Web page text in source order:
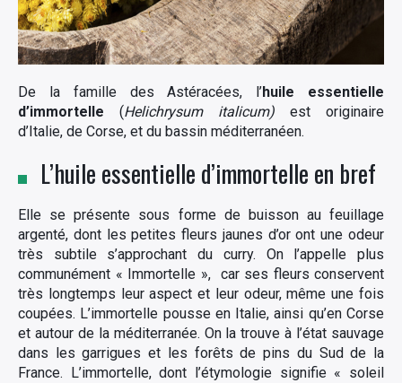
De la famille des Astéracées, l’huile essentielle
d’immortelle (Helichrysum italicum) est originaire
d’Italie, de Corse, et du bassin méditerranéen.
L’huile essentielle d’immortelle en bref
Elle se présente sous forme de buisson au feuillage
argenté, dont les petites fleurs jaunes d’or ont une odeur
très subtile s’approchant du curry. On l’appelle plus
communément « Immortelle », car ses fleurs conservent
très longtemps leur aspect et leur odeur, même une fois
coupées. L’immortelle pousse en Italie, ainsi qu’en Corse
et autour de la méditerranée. On la trouve à l’état sauvage
dans les garrigues et les forêts de pins du Sud de la
France. L’immortelle, dont l’étymologie signifie « soleil